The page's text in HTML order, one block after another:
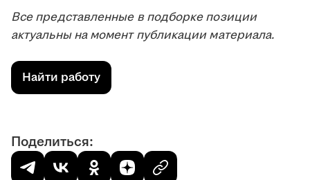
Все представленные в подборке позиции
актуальны на момент публикации материала.
Найти работу
Поделиться: